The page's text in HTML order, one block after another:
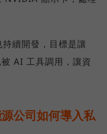
續開發，目標是讓
AI 工具調用，讓資
公司如何導入私